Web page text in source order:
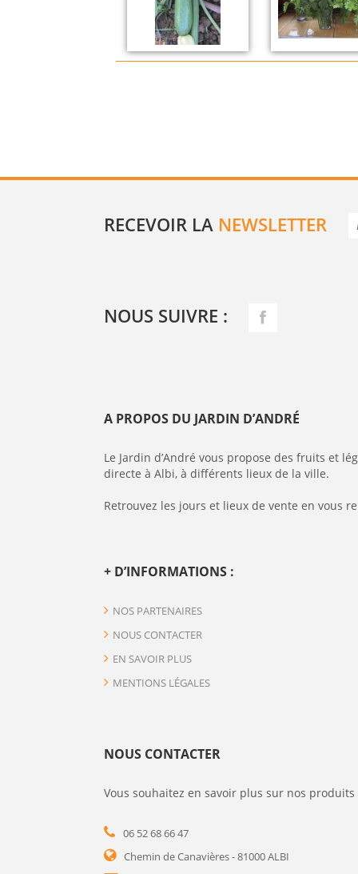
RECEVOIR LA NEWSLETTER
NOUS SUIVRE :
A PROPOS DU JARDIN D’ANDRÉ
Le Jardin d’André vous propose des fruits et
directe à Albi, à différents lieux de la ville.
Retrouvez les jours et lieux de vente en vous
+ D’INFORMATIONS :
NOS PARTENAIRES
NOUS CONTACTER
EN SAVOIR PLUS
MENTIONS LÉGALES
NOUS CONTACTER
Vous souhaitez en savoir plus sur nos
06 52 68 66 47
Chemin de Canavières - 81000 ALBI